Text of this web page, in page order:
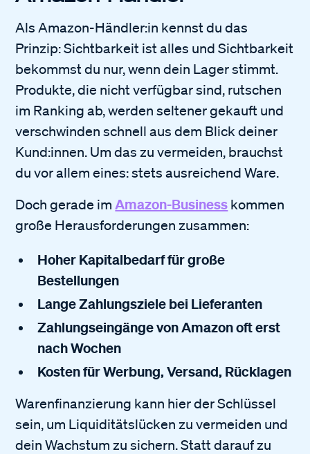
Als Amazon-Händler:in kennst du das
Prinzip: Sichtbarkeit ist alles und Sichtbarkeit
bekommst du nur, wenn dein Lager stimmt.
Produkte, die nicht verfügbar sind, rutschen
im Ranking ab, werden seltener gekauft und
verschwinden schnell aus dem Blick deiner
Kund:innen. Um das zu vermeiden, brauchst
du vor allem eines: stets ausreichend Ware.
Doch gerade imAmazon-Business kommen
große Herausforderungen zusammen:
Hoher Kapitalbedarf für große
Bestellungen
Lange Zahlungsziele bei Lieferanten
Zahlungseingänge von Amazon oft erst
nach Wochen
Kosten für Werbung, Versand, Rücklagen
Warenfinanzierung kann hier der Schlüssel
sein, um Liquiditätslücken zu vermeiden und
dein Wachstum zu sichern. Statt darauf zu